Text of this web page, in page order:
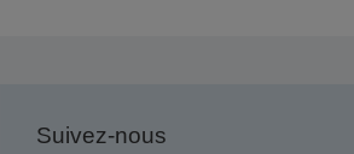
Suivez-nous